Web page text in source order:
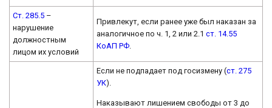
Ст. 285.5 –
нарушение
должностным
лицом их условий
Привлекут, если ранее уже был наказан за
аналогичное по ч. 1, 2 или 2.1ст. 14.55
КоАП РФ.
Если не подпадает под госизмену (ст. 275
УК).
Наказывают лишением свободы от 3 до